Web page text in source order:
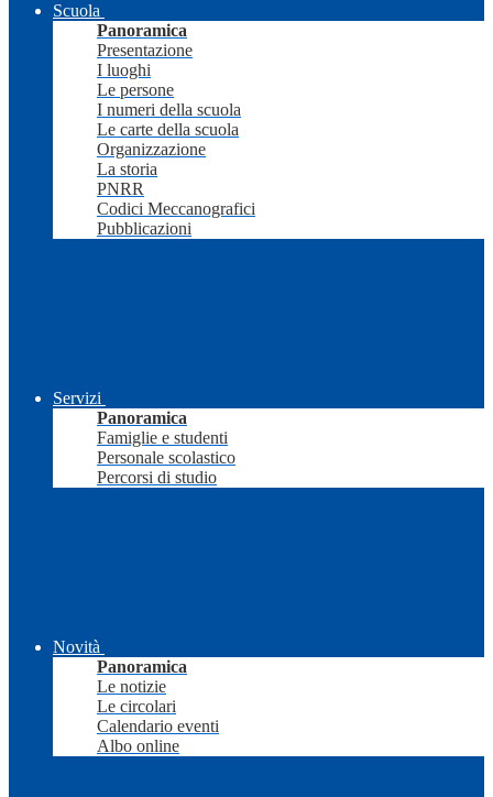
Scuola
Panoramica
Presentazione
I luoghi
Le persone
I numeri della scuola
Le carte della scuola
Organizzazione
La storia
PNRR
Codici Meccanografici
Pubblicazioni
Servizi
Panoramica
Famiglie e studenti
Personale scolastico
Percorsi di studio
Novità
Panoramica
Le notizie
Le circolari
Calendario eventi
Albo online